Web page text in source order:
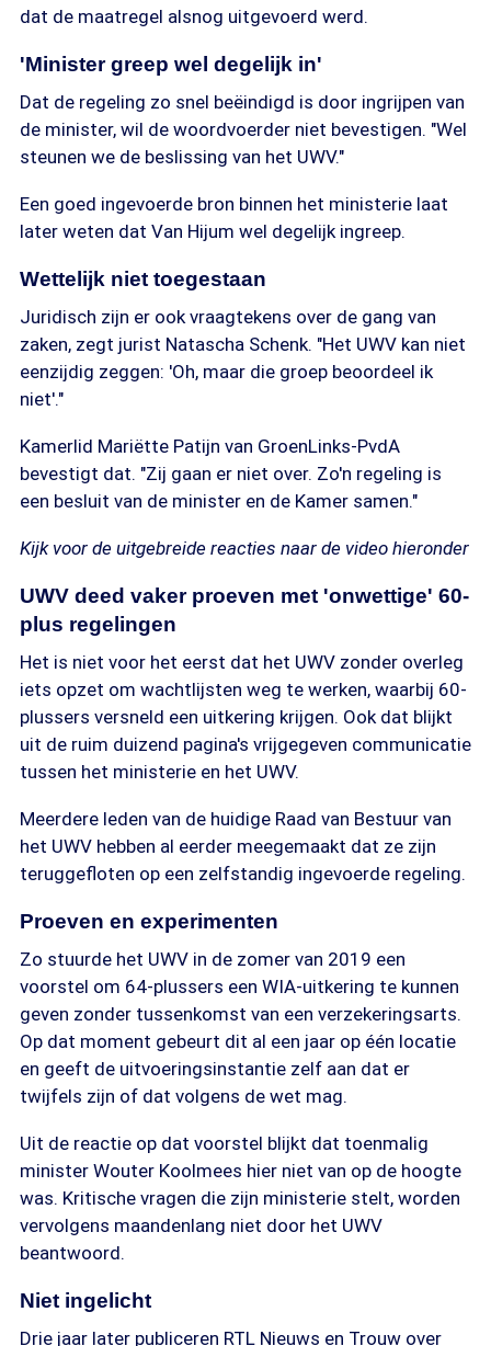
dat de maatregel alsnog uitgevoerd werd.
'Minister greep wel degelijk in'
Dat de regeling zo snel beëindigd is door ingrijpen van
de minister, wil de woordvoerder niet bevestigen. "Wel
steunen we de beslissing van het UWV."
Een goed ingevoerde bron binnen het ministerie laat
later weten dat Van Hijum wel degelijk ingreep.
Wettelijk niet toegestaan
Juridisch zijn er ook vraagtekens over de gang van
zaken, zegt jurist Natascha Schenk. "Het UWV kan niet
eenzijdig zeggen: 'Oh, maar die groep beoordeel ik
niet'."
Kamerlid Mariëtte Patijn van GroenLinks-PvdA
bevestigt dat. "Zij gaan er niet over. Zo'n regeling is
een besluit van de minister en de Kamer samen."
Kijk voor de uitgebreide reacties naar de video hieronder
UWV deed vaker proeven met 'onwettige' 60-
plus regelingen
Het is niet voor het eerst dat het UWV zonder overleg
iets opzet om wachtlijsten weg te werken, waarbij 60-
plussers versneld een uitkering krijgen. Ook dat blijkt
uit de ruim duizend pagina's vrijgegeven communicatie
tussen het ministerie en het UWV.
Meerdere leden van de huidige Raad van Bestuur van
het UWV hebben al eerder meegemaakt dat ze zijn
teruggefloten op een zelfstandig ingevoerde regeling.
Proeven en experimenten
Zo stuurde het UWV in de zomer van 2019 een
voorstel om 64-plussers een WIA-uitkering te kunnen
geven zonder tussenkomst van een verzekeringsarts.
Op dat moment gebeurt dit al een jaar op één locatie
en geeft de uitvoeringsinstantie zelf aan dat er
twijfels zijn of dat volgens de wet mag.
Uit de reactie op dat voorstel blijkt dat toenmalig
minister Wouter Koolmees hier niet van op de hoogte
was. Kritische vragen die zijn ministerie stelt, worden
vervolgens maandenlang niet door het UWV
beantwoord.
Niet ingelicht
Drie jaar later publiceren RTL Nieuws en Trouw over